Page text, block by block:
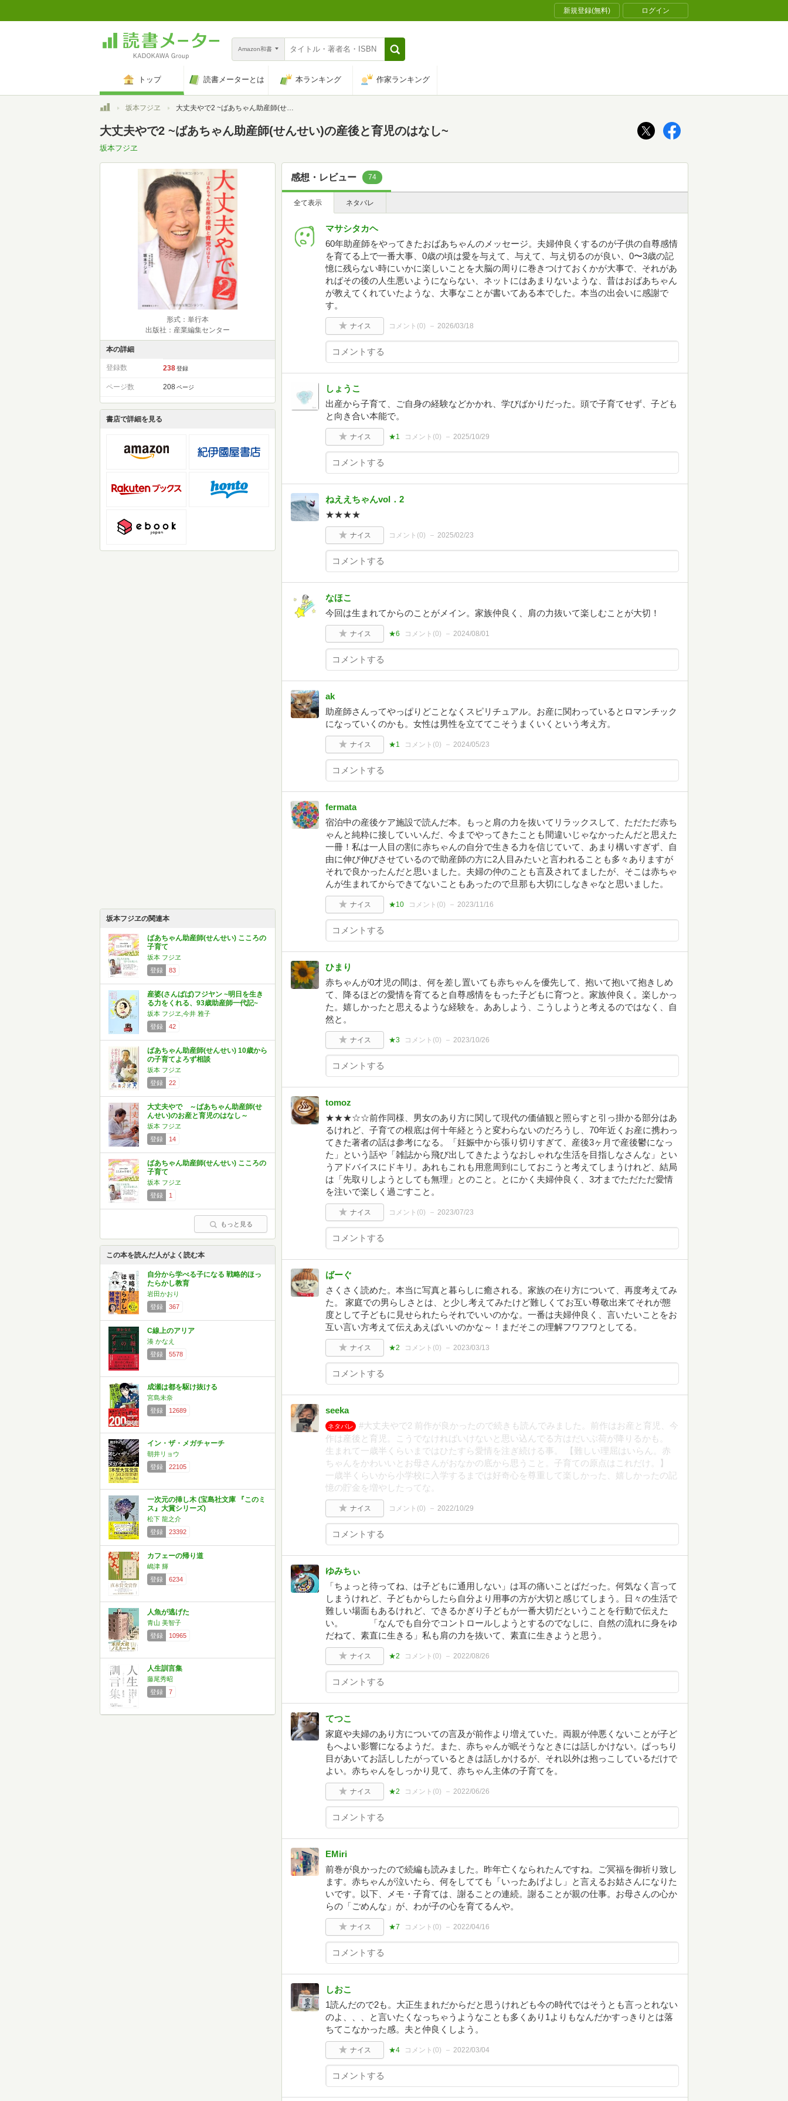
新規登録(無料) ログイン
Amazon和書
トップ 読書メーターとは 本ランキング 作家ランキング
トップ坂本フジヱ 大丈夫やで2 ~ばあちゃん助産師(せんせい)の産後と育児のはなし~
大丈夫やで2 ~ばあちゃん助産師(せんせい)の産後と育児のはなし~
坂本フジヱ
形式：単行本
出版社：産業編集センター
本の詳細
登録数 238 登録
ページ数 208 ページ
書店で詳細を見る
坂本フジヱの関連本
ばあちゃん助産師(せんせい) こころの
子育て
坂本 フジヱ
登録
83
産婆(さんばば)フジヤン ~明日を生き
る力をくれる、93歳助産師一代記~
坂本 フジヱ,今井 雅子
登録
42
ばあちゃん助産師(せんせい) 10歳から
の子育てよろず相談
坂本 フジヱ
登録
22
大丈夫やで ～ばあちゃん助産師(せ
んせい)のお産と育児のはなし～
坂本 フジヱ
登録
14
ばあちゃん助産師(せんせい) こころの
子育て
坂本 フジヱ
登録
1
もっと見る
この本を読んだ人がよく読む本
自分から学べる子になる 戦略的ほっ
たらかし教育
岩田かおり
登録
367
C線上のアリア
湊 かなえ
登録
5578
成瀬は都を駆け抜ける
宮島未奈
登録
12689
イン・ザ・メガチャーチ
朝井リョウ
登録
22105
一次元の挿し木 (宝島社文庫 『このミ
ス』大賞シリーズ)
松下 龍之介
登録
23392
カフェーの帰り道
嶋津 輝
登録
6234
人魚が逃げた
青山 美智子
登録
10965
人生訓言集
藤尾秀昭
登録
7
感想・レビュー 74
全て表示 ネタバレ
マサシタカヘ
60年助産師をやってきたおばあちゃんのメッセージ。夫婦仲良くするのが子供の自尊感情
を育てる上で一番大事、0歳の頃は愛を与えて、与えて、与え切るのが良い、0〜3歳の記
憶に残らない時にいかに楽しいことを大脳の周りに巻きつけておくかが大事で、それがあ
ればその後の人生悪いようにならない、ネットにはあまりないような、昔はおばあちゃん
が教えてくれていたような、大事なことが書いてある本でした。本当の出会いに感謝で
す。
ナイス コメント(0) 2026/03/18
しょうこ
出産から子育て、ご自身の経験などかかれ、学びばかりだった。頭で子育てせず、子ども
と向き合い本能で。
ナイス ★1 コメント(0) 2025/10/29
ねええちゃんvol．2
★★★★
ナイス コメント(0) 2025/02/23
なほこ
今回は生まれてからのことがメイン。家族仲良く、肩の力抜いて楽しむことが大切！
ナイス ★6 コメント(0) 2024/08/01
ak
助産師さんってやっぱりどことなくスピリチュアル。お産に関わっているとロマンチック
になっていくのかも。女性は男性を立ててこそうまくいくという考え方。
ナイス ★1 コメント(0) 2024/05/23
fermata
宿泊中の産後ケア施設で読んだ本。もっと肩の力を抜いてリラックスして、ただただ赤ち
ゃんと純粋に接していいんだ、今までやってきたことも間違いじゃなかったんだと思えた
一冊！私は一人目の割に赤ちゃんの自分で生きる力を信じていて、あまり構いすぎず、自
由に伸び伸びさせているので助産師の方に2人目みたいと言われることも多々ありますが
それで良かったんだと思いました。夫婦の仲のことも言及されてましたが、そこは赤ちゃ
んが生まれてからできてないこともあったので旦那も大切にしなきゃなと思いました。
ナイス ★10 コメント(0) 2023/11/16
ひまり
赤ちゃんが0才児の間は、何を差し置いても赤ちゃんを優先して、抱いて抱いて抱きしめ
て、降るほどの愛情を育てると自尊感情をもった子どもに育つと。家族仲良く。楽しかっ
た。嬉しかったと思えるような経験を。ああしよう、こうしようと考えるのではなく、自
然と。
ナイス ★3 コメント(0) 2023/10/26
tomoz
★★★☆☆前作同様、男女のあり方に関して現代の価値観と照らすと引っ掛かる部分はあ
るけれど、子育ての根底は何十年経とうと変わらないのだろうし、70年近くお産に携わっ
てきた著者の話は参考になる。「妊娠中から張り切りすぎて、産後3ヶ月で産後鬱になっ
た」という話や「雑誌から飛び出してきたようなおしゃれな生活を目指しなさんな」とい
うアドバイスにドキリ。あれもこれも用意周到にしておこうと考えてしまうけれど、結局
は「先取りしようとしても無理」とのこと。とにかく夫婦仲良く、3才までただただ愛情
を注いで楽しく過ごすこと。
ナイス コメント(0) 2023/07/23
ばーぐ
さくさく読めた。本当に写真と暮らしに癒される。家族の在り方について、再度考えてみ
た。 家庭での男らしさとは、と少し考えてみたけど難しくてお互い尊敬出来てそれが態
度として子どもに見せられたらそれでいいのかな。一番は夫婦仲良く、言いたいことをお
互い言い方考えて伝えあえばいいのかな～！まだそこの理解フワフワとしてる。
ナイス ★2 コメント(0) 2023/03/13
seeka
ネタバレ
#大丈夫やで2 前作が良かったので続きも読んでみました。前作はお産と育児、今
作は産後と育児。こうでなければいけないと思い込んでる方はだいぶ荷が降りるかも。
生まれて一歳半くらいまではひたすら愛情を注ぎ続ける事。 【難しい理屈はいらん。赤
ちゃんをかわいいとお母さんがおなかの底から思うこと。子育ての原点はこれだけ。】
一歳半くらいから小学校に入学するまでは好奇心を尊重して楽しかった、嬉しかったの記
憶の貯金を増やしたってな。
ナイス コメント(0) 2022/10/29
ゆみちぃ
「ちょっと待ってね、は子どもに通用しない」は耳の痛いことばだった。何気なく言って
しまうけれど、子どもからしたら自分より用事の方が大切と感じてしまう。日々の生活で
難しい場面もあるけれど、できるかぎり子どもが一番大切だということを行動で伝えた
い。 「なんでも自分でコントロールしようとするのでなしに、自然の流れに身をゆ
だねて、素直に生きる」私も肩の力を抜いて、素直に生きようと思う。
ナイス ★2 コメント(0) 2022/08/26
てつこ
家庭や夫婦のあり方についての言及が前作より増えていた。両親が仲悪くないことが子ど
もへよい影響になるようだ。また、赤ちゃんが眠そうなときには話しかけない。ぱっちり
目があいてお話ししたがっているときは話しかけるが、それ以外は抱っこしているだけで
よい。赤ちゃんをしっかり見て、赤ちゃん主体の子育てを。
ナイス ★2 コメント(0) 2022/06/26
EMiri
前巻が良かったので続編も読みました。昨年亡くなられたんですね。ご冥福を御祈り致し
ます。赤ちゃんが泣いたら、何をしてても「いったあげよし」と言えるお姑さんになりた
いです。以下、メモ・子育ては、謝ることの連続。謝ることが親の仕事。お母さんの心か
らの「ごめんな」が、わが子の心を育てるんや。
ナイス ★7 コメント(0) 2022/04/16
しおこ
1読んだので2も。大正生まれだからだと思うけれども今の時代ではそうとも言っとれない
のよ、、、と言いたくなっちゃうようなことも多くあり1よりもなんだかすっきりとは落
ちてこなかった感。夫と仲良くしよう。
ナイス ★4 コメント(0) 2022/03/04